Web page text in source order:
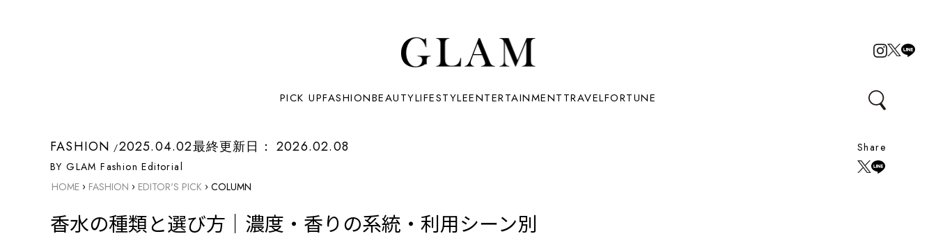
PICK UPFASHIONBEAUTYLIFESTYLEENTERTAINMENTTRAVELFORTUNE
FASHION 2025.04.02最終更新日： 2026.02.08
BY GLAM Fashion Editorial
Share
HOME › FASHION › EDITOR'S PICK › COLUMN
香水の種類と選び方｜濃度・香りの系統・利用シーン別
香水の「種類」はどう決まる？基本知識を押さえよう
賦香率（ふこうりつ）とは？濃度で分かれる4つの基本
分類
1. パルファン（Parfum）｜最も濃厚で高級
2. オードパルファン（EDP）｜バランスの取れた濃度
3. オードトワレ（EDT）｜普段使いに最適